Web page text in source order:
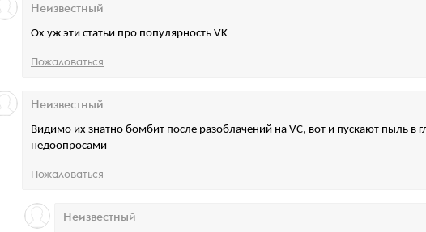
Ох уж эти статьи про популярность VK
Неизвестный
Пожаловаться
Видимо их знатно бомбит после разоблачений на VC, вот и пускают пыль в
недоопросами
Неизвестный
Пожаловаться
Неизвестный